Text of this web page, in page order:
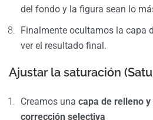
del fondo y la figura sean lo
Finalmente ocultamos la capa
ver el resultado final.
Ajustar la saturación
Creamos una capa de relleno
corrección selectiva